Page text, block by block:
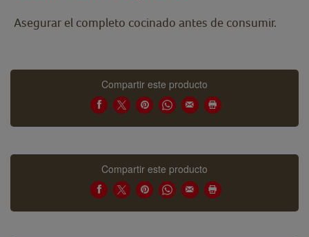
Asegurar el completo cocinado antes de consumir.
Compartir este producto
Compartir este producto